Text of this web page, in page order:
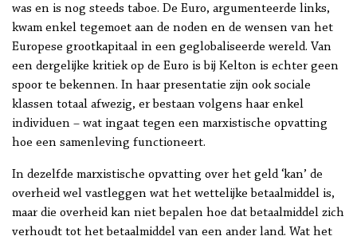
was en is nog steeds taboe. De Euro, argumenteerde links,
kwam enkel tegemoet aan de noden en de wensen van het
Europese grootkapitaal in een geglobaliseerde wereld. Van
een dergelijke kritiek op de Euro is bij Kelton is echter geen
spoor te bekennen. In haar presentatie zijn ook sociale
klassen totaal afwezig, er bestaan volgens haar enkel
individuen – wat ingaat tegen een marxistische opvatting
hoe een samenleving functioneert.
In dezelfde marxistische opvatting over het geld ‘kan’ de
overheid wel vastleggen wat het wettelijke betaalmiddel is,
maar die overheid kan niet bepalen hoe dat betaalmiddel zich
verhoudt tot het betaalmiddel van een ander land. Wat het